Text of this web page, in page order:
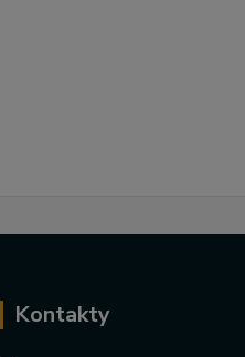
Kontakty